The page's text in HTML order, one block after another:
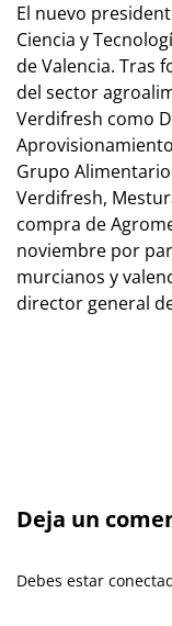
El nuevo
Ciencia y
de Valencia. Tras
del sector
Verdifresh como
Grupo
Verdifresh,
compra de
noviembre por
murcianos y
director general
Deja un
Debes estar